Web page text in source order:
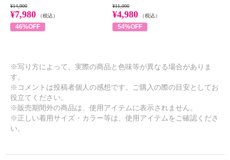
¥14,900
¥7,980 （税込）
46%OFF
¥11,000
¥4,980 （税込）
54%OFF
※写り方によって、実際の商品と色味等が異なる場合がありま
す。
※コメントは投稿者個人の感想です。ご購入の際の目安としてお
役立てください。
※販売期間外の商品は、使用アイテムに表示されません。
※正しい着用サイズ・カラー等は、使用アイテムをご確認くださ
い。